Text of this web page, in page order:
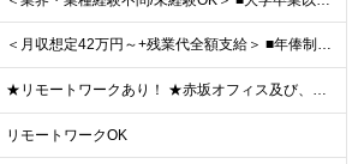
＜月収想定42万円～+残業代全額支給＞ ■年俸制(12分割)： 504万円～900万円 ※経験・スキルを考慮し決定します ※残業代は別途支給します ※試用期間6カ月あり（給与・待遇・雇用形態に差異はあ
★リモートワークあり！ ★赤坂オフィス及び、東京都内の各プロジェクト先にて勤務していただきます ■赤坂オフィス 東京都港区元赤坂1丁目3-13 赤坂センタービルディング15階 ※転居を伴う転勤なし
リモートワークOK